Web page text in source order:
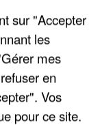
sur "Accepter
les
mes
en
Vos
pour ce site.